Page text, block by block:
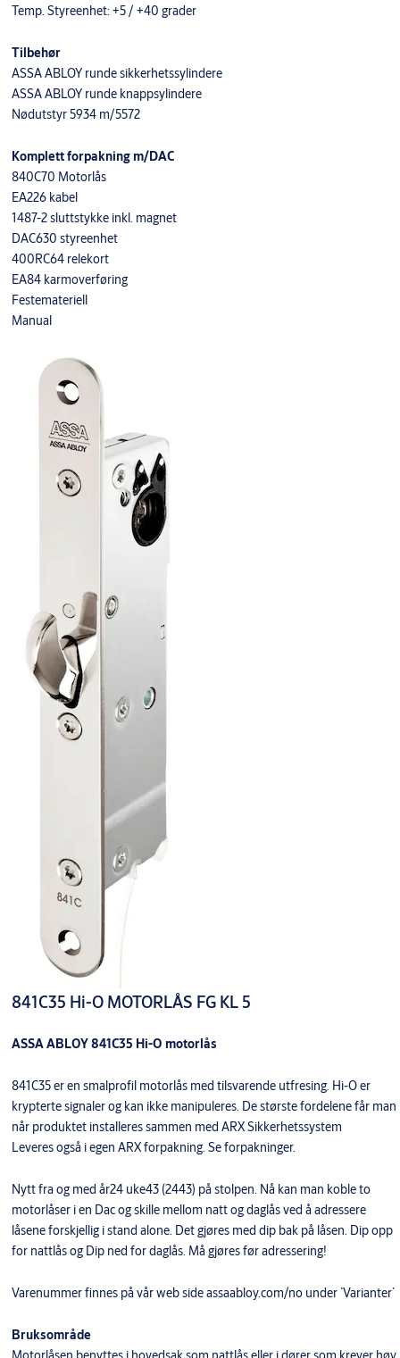
Temp. Styreenhet: +5 / +40 grader
Tilbehør
ASSA ABLOY runde sikkerhetssylindere
ASSA ABLOY runde knappsylindere
Nødutstyr 5934 m/5572
Komplett forpakning m/DAC
840C70 Motorlås
EA226 kabel
1487-2 sluttstykke inkl. magnet
DAC630 styreenhet
400RC64 relekort
EA84 karmoverføring
Festemateriell
Manual
841C35 Hi-O MOTORLÅS FG KL 5
ASSA ABLOY 841C35 Hi-O motorlås
841C35 er en smalprofil motorlås med tilsvarende utfresing. Hi-O er
krypterte signaler og kan ikke manipuleres. De største fordelene får man
når produktet installeres sammen med ARX Sikkerhetssystem
Leveres også i egen ARX forpakning. Se forpakninger.
Nytt fra og med år24 uke43 (2443) på stolpen. Nå kan man koble to
motorlåser i en Dac og skille mellom natt og daglås ved å adressere
låsene forskjellig i stand alone. Det gjøres med dip bak på låsen. Dip opp
for nattlås og Dip ned for daglås. Må gjøres før adressering!
Varenummer finnes på vår web side assaabloy.com/no under `Varianter`
Bruksområde